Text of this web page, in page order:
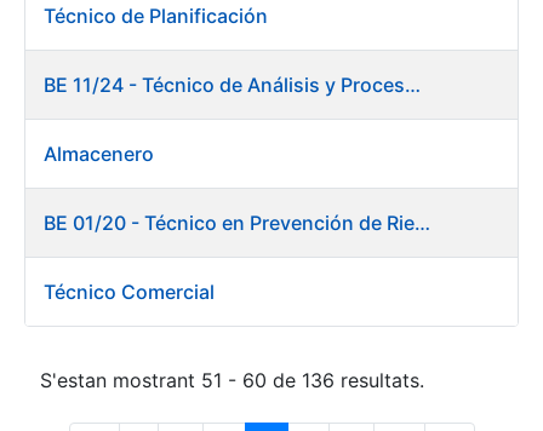
Técnico de Planificación
BE 11/24 - Técnico de Análisis y Procesos de Laboratorio
Almacenero
BE 01/20 - Técnico en Prevención de Riesgos Laborales
Técnico Comercial
S'estan mostrant 51 - 60 de 136 resultats.